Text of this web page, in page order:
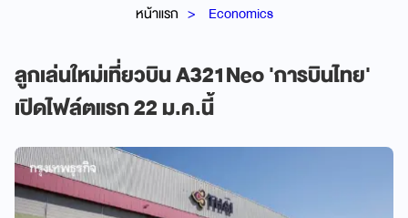
หน้าแรก Economics
ลูกเล่นใหม่เที่ยวบิน A321Neo 'การบินไทย'
เปิดไฟล์ตแรก 22 ม.ค.นี้